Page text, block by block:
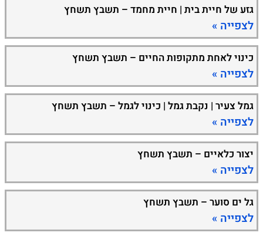
גזע של חיית בית | חיית מחמד – תשבץ תשחץ
לצפייה »
כינוי לאחת מתקופות החיים – תשבץ תשחץ
לצפייה »
גמל צעיר | נקבת גמל | כינוי לגמל – תשבץ תשחץ
לצפייה »
יצור כלאיים – תשבץ תשחץ
לצפייה »
גל ים סוער – תשבץ תשחץ
לצפייה »